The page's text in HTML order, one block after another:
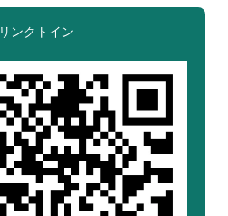
リンクトイン